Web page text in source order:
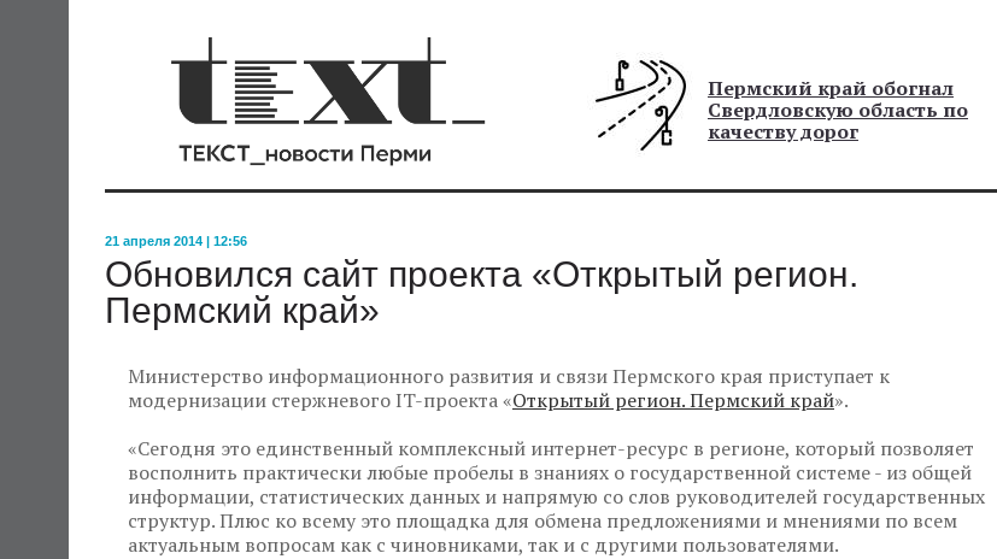
Пермский край обогнал
Свердловскую область по
качеству дорог
21 апреля 2014 | 12:56
Обновился сайт проекта «Открытый регион.
Пермский край»
Министерство информационного развития и связи Пермского края приступает к
модернизации стержневого IT-проекта «Открытый регион. Пермский край».
«Сегодня это единственный комплексный интернет-ресурс в регионе, который позволяет
восполнить практически любые пробелы в знаниях о государственной системе - из общей
информации, статистических данных и напрямую со слов руководителей государственных
структур. Плюс ко всему это площадка для обмена предложениями и мнениями по всем
актуальным вопросам как с чиновниками, так и с другими пользователями.